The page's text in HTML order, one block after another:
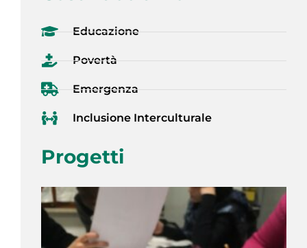
Educazione
Povertà
Emergenza
Inclusione Interculturale
Progetti